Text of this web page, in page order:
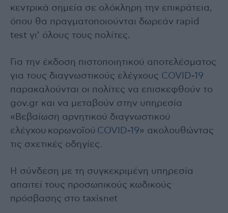
κεντρικά σημεία σε ολόκληρη την επικράτεια,
όπου θα πραγματοποιούνται δωρεάν rapid
test γι’ όλους τους πολίτες.
Για την έκδοση πιστοποιητικού αποτελέσματος
για τους διαγνωστικούς ελέγχους COVID-19
παρακαλούνται οι πολίτες να επισκεφθούν το
gov.gr και να μεταβούν στην υπηρεσία
«Βεβαίωση αρνητικού διαγνωστικού
ελέγχου κορωνοϊού COVID-19» ακολουθώντας
τις σχετικές οδηγίες.
Η σύνδεση με τη συγκεκριμένη υπηρεσία
απαιτεί τους προσωπικούς κωδικούς
πρόσβασης στο taxisnet